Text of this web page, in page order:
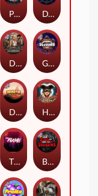
Book Of Shadows
Dragon Tribe
Gluttony
Deadwood xNudge
DJ Psycho
Punk Rocker
Harlequin Carnival
The Rave